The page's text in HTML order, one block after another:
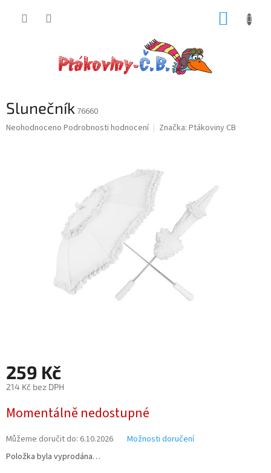
Slunečník 76660
Průměrné
Neohodnoceno Podrobnosti hodnocení Značka: Ptákoviny CB
259 Kč
214 Kč bez DPH
cena:
Momentálně nedostupné
Můžeme doručit do: 6.10.2026
Možnosti doručení
Položka byla vyprodána…